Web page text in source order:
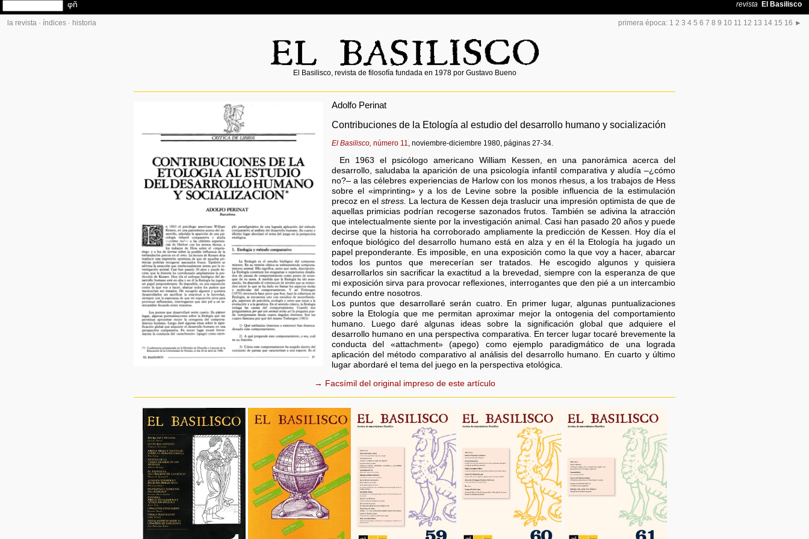
la revista · índices · historia primera época: 1 2 3 4 5 6 7 8 9 10 11 12 13 14 15 16 ►
El Basilisco, revista de filosofía fundada en 1978 por Gustavo Bueno
Adolfo Perinat
Contribuciones de la Etología al estudio del desarrollo humano y socialización
El Basilisco, número 11, noviembre-diciembre 1980, páginas 27-34.
En 1963 el psicólogo americano William Kessen, en una panorámica acerca del
desarrollo, saludaba la aparición de una psicología infantil comparativa y aludía –¿cómo
no?– a las célebres experiencias de Harlow con los monos rhesus, a los trabajos de Hess
sobre el «imprinting» y a los de Levine sobre la posible influencia de la estimulación
precoz en el stress. La lectura de Kessen deja traslucir una impresión optimista de que de
aquellas primicias podrían recogerse sazonados frutos. También se adivina la atracción
que intelectualmente siente por la investigación animal. Casi han pasado 20 años y puede
decirse que la historia ha corroborado ampliamente la predicción de Kessen. Hoy día el
enfoque biológico del desarrollo humano está en alza y en él la Etología ha jugado un
papel preponderante. Es imposible, en una exposición como la que voy a hacer, abarcar
todos los puntos que merecerían ser tratados. He escogido algunos y quisiera
desarrollarlos sin sacrificar la exactitud a la brevedad, siempre con la esperanza de que
mi exposición sirva para provocar reflexiones, interrogantes que den pié a un intercambio
fecundo entre nosotros.
Los puntos que desarrollaré serán cuatro. En primer lugar, algunas puntualizaciones
sobre la Etología que me permitan aproximar mejor la ontogenia del comportamiento
humano. Luego daré algunas ideas sobre la significación global que adquiere el
desarrollo humano en una perspectiva comparativa. En tercer lugar tocaré brevemente la
conducta del «attachment» (apego) como ejemplo paradigmático de una lograda
aplicación del método comparativo al análisis del desarrollo humano. En cuarto y último
lugar abordaré el tema del juego en la perspectiva etológica.
→ Facsímil del original impreso de este artículo